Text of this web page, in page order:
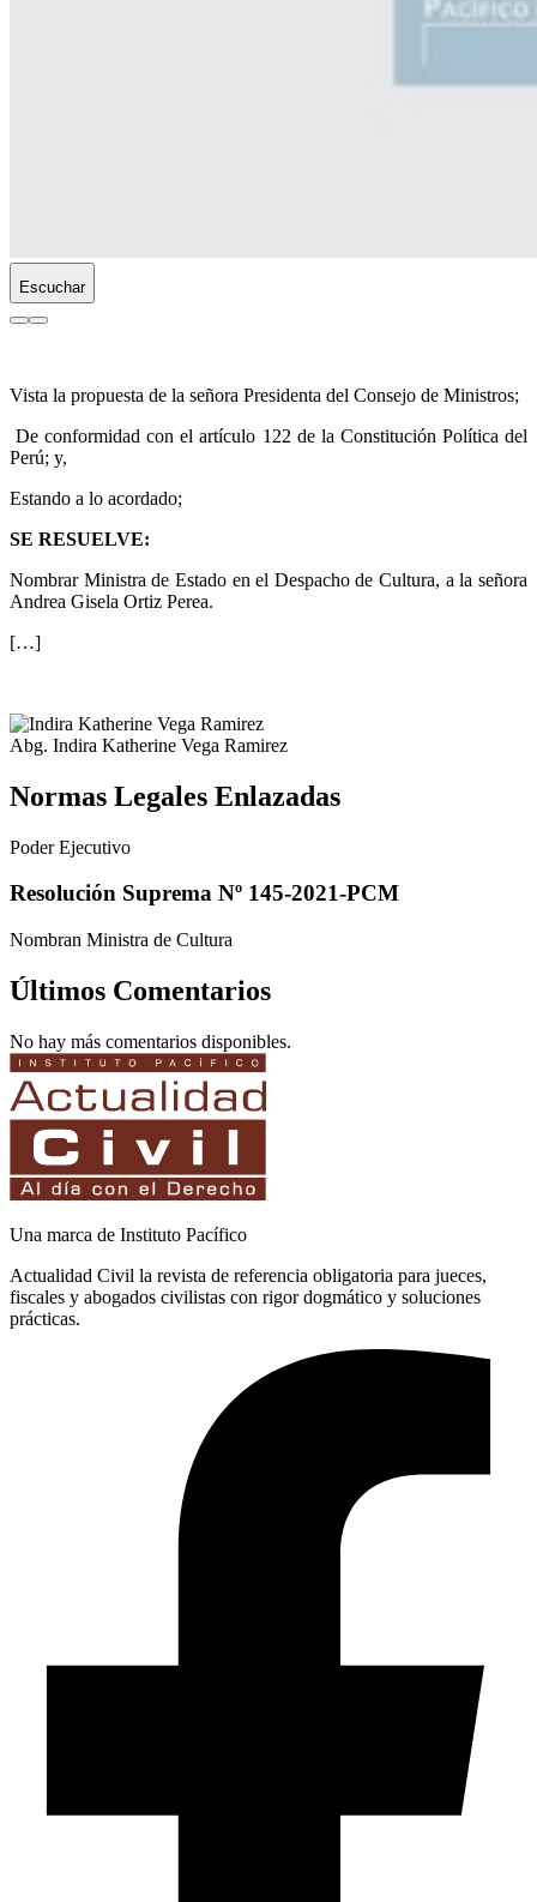
Escuchar
Vista la propuesta de la señora Presidenta del Consejo de Ministros;
De conformidad con el artículo 122 de la Constitución Política del
Perú; y,
Estando a lo acordado;
SE RESUELVE:
Nombrar Ministra de Estado en el Despacho de Cultura, a la señora
Andrea Gisela Ortiz Perea.
[…]
Abg. Indira Katherine Vega Ramirez
Normas Legales Enlazadas
Poder Ejecutivo
Resolución Suprema Nº 145-2021-PCM
Nombran Ministra de Cultura
Últimos Comentarios
No hay más comentarios disponibles.
Una marca de Instituto Pacífico
Actualidad Civil la revista de referencia obligatoria para jueces,
fiscales y abogados civilistas con rigor dogmático y soluciones
prácticas.